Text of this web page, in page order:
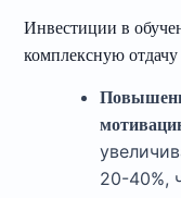
Инвестиции в
комплексную
20-40%,